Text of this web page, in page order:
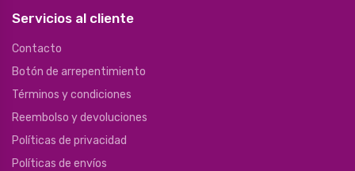
Servicios al cliente
Contacto
Botón de arrepentimiento
Términos y condiciones
Reembolso y devoluciones
Políticas de privacidad
Políticas de envíos